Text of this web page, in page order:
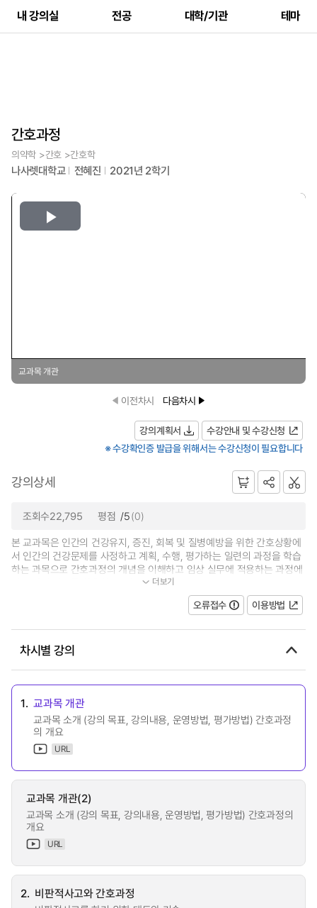
내 강의실 전공 대학/기관 테마
간호과정
의약학 >간호 >간호학
나사렛대학교 전혜진 2021년 2학기
Play
교과목 개관
이전차시 다음차시
강의계획서
수강안내 및 수강신청
※ 수강확인증 발급을 위해서는 수강신청이 필요합니다
강의상세
조회수22,795 평점 /5(0)
본 교과목은 인간의 건강유지, 증진, 회복 및 질병예방을 위한 간호상황에
서 인간의 건강문제를 사정하고 계획, 수행, 평가하는 일련의 과정을 학습
하는 과목으로 간호과정의 개념을 이해하고 임상 실무에 적용하는 과정에
서 비판적 사고를 활용할 수 있도... 더보기
오류접수 이용방법
차시별 강의
1. 교과목 개관
교과목 소개 (강의 목표, 강의내용, 운영방법, 평가방법) 간호과정
의 개요
URL
교과목 개관(2)
교과목 소개 (강의 목표, 강의내용, 운영방법, 평가방법) 간호과정의
개요
URL
2. 비판적사고와 간호과정